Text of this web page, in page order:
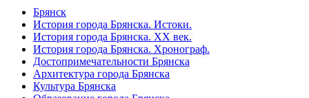
Брянск
История города Брянска. Истоки.
История города Брянска. XX век.
История города Брянска. Хронограф.
Достопримечательности Брянска
Архитектура города Брянска
Культура Брянска